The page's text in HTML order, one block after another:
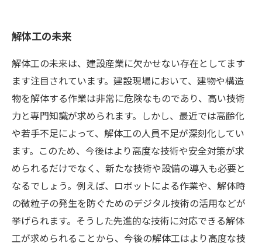
解体工の未来
解体工の未来は、建設産業に欠かせない存在としてます
ます注目されています。建設現場において、建物や構造
物を解体する作業は非常に危険なものであり、高い技術
力と専門知識が求められます。しかし、最近では高齢化
や若手不足によって、解体工の人員不足が深刻化してい
ます。このため、今後はより高度な技術や安全対策が求
められるだけでなく、新たな技術や設備の導入も必要と
なるでしょう。例えば、ロボットによる作業や、解体時
の微粒子の発生を防ぐためのデジタル技術の活用などが
挙げられます。そうした先進的な技術に対応できる解体
工が求められることから、今後の解体工はより高度な技